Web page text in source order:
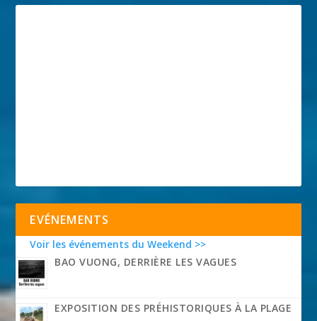
EVÉNEMENTS
Voir les événements du Weekend >>
BAO VUONG, DERRIÈRE LES VAGUES
EXPOSITION DES PRÉHISTORIQUES À LA PLAGE